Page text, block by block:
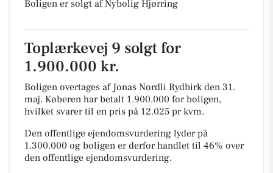
Boligen er solgt af Nybolig Hjørring
Toplærkevej 9 solgt for
1.900.000 kr.
Boligen overtages af Jonas Nordli Rydbirk den 31.
maj. Køberen har betalt 1.900.000 for boligen,
hvilket svarer til en pris på 12.025 pr kvm.
Den offentlige ejendomsvurdering lyder på
1.300.000 og boligen er derfor handlet til 46% over
den offentlige ejendomsvurdering.